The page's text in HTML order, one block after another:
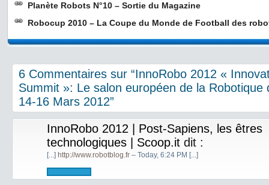
Planète Robots N°10 – Sortie du Magazine
Robocup 2010 – La Coupe du Monde de Football des
6 Commentaires sur “InnoRobo 2012 «
Summit »: Le salon européen de la Robotique
14-16 Mars 2012”
InnoRobo 2012 | Post-Sapiens, les êtres
technologiques | Scoop.it dit :
[...] http://www.robotblog.fr – Today, 6:24 PM [...]